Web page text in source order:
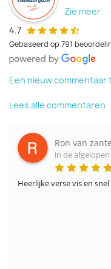
Zie meer
4.7
Gebaseerd op 791
Een nieuw commentaar
Lees alle commentaren
Ivan
in de
Die ervaring was nieuw